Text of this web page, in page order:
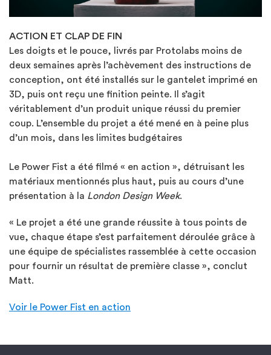
ACTION ET CLAP DE FIN
Les doigts et le pouce, livrés par Protolabs moins de
deux semaines après l’achèvement des instructions de
conception, ont été installés sur le gantelet imprimé en
3D, puis ont reçu une finition peinte. Il s’agit
véritablement d’un produit unique réussi du premier
coup. L’ensemble du projet a été mené en à peine plus
d’un mois, dans les limites budgétaires
Le Power Fist a été filmé « en action », détruisant les
matériaux mentionnés plus haut, puis au cours d’une
présentation à la London Design Week.
« Le projet a été une grande réussite à tous points de
vue, chaque étape s’est parfaitement déroulée grâce à
une équipe de spécialistes rassemblée à cette occasion
pour fournir un résultat de première classe », conclut
Matt.
Voir le Power Fist en action